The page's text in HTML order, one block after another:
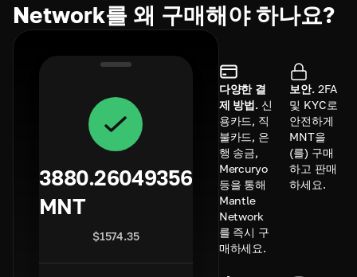
Network를 왜 구매해야 하나요?
3880.26049356
MNT
$1574.35
다양한 결
제 방법. 신
용카드, 직
불카드, 은
행 송금,
Mercuryo
등을 통해
Mantle
Network
를 즉시 구
매하세요.
보안. 2FA
및 KYC로
안전하게
MNT을
(를) 구매
하고 판매
하세요.